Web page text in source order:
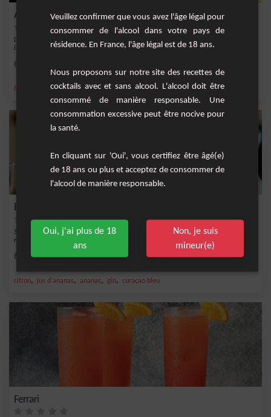
Amanda
Le cocktail Amanda est un mélange original et exotique de cognac, amaretto et
liqueur d...
banane crème fraîche ,liqueur de banane,cognac,creme
Blue pineapple
Si vous cherchez un nouveau cocktail créatif à partager avec des amis, le cocktail
rafr...
Facile
citron, jus d'ananas, ananas, gin, curaçao bleu
Ferrari
Veuillez confirmer que vous avez l'âge légal pour
consommer de l'alcool dans votre pays de
résidence. En France, l'âge légal est de 18 ans.
Nous proposons sur notre site des recettes de
cocktails avec et sans alcool. L'alcool doit être
consommé de manière responsable. Une
consommation excessive peut être nocive pour
la santé.
En cliquant sur 'Oui', vous certifiez être âgé(e)
de 18 ans ou plus et acceptez de consommer de
l'alcool de manière responsable.
Oui, j'ai plus de 18
ans
Non, je suis
mineur(e)